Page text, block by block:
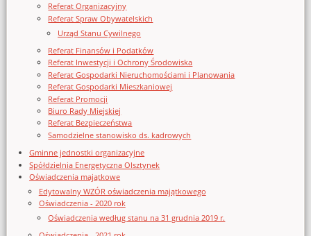
Referat Organizacyjny
Referat Spraw Obywatelskich
Urząd Stanu Cywilnego
Referat Finansów i Podatków
Referat Inwestycji i Ochrony Środowiska
Referat Gospodarki Nieruchomościami i Planowania
Referat Gospodarki Mieszkaniowej
Referat Promocji
Biuro Rady Miejskiej
Referat Bezpieczeństwa
Samodzielne stanowisko ds. kadrowych
Gminne jednostki organizacyjne
Spółdzielnia Energetyczna Olsztynek
Oświadczenia majątkowe
Edytowalny WZÓR oświadczenia majątkowego
Oświadczenia - 2020 rok
Oświadczenia według stanu na 31 grudnia 2019 r.